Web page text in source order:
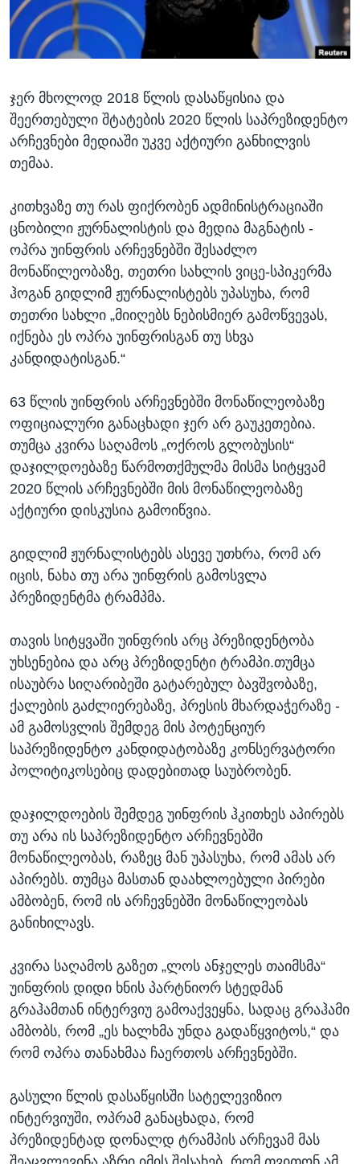
ᲡᲢᲣᲓᲘᲐ ᲕᲐᲨᲘᲜᲒᲢᲝᲜᲘ
ᲔᲙᲝᲜᲝᲛᲘᲙᲐ
ᲯᲐᲜᲛᲠᲗᲔᲚᲝᲑᲐ
ᲘᲜᲢᲔᲠᲕᲘᲣ
ᲙᲣᲚᲢᲣᲠᲐ
ᲒᲐᲚᲘᲚᲔᲝ
Learning English
ენები
ჯერ მხოლოდ 2018 წლის დასაწყისია და
შეერთებული შტატების 2020 წლის საპრეზიდენტო
არჩევნები მედიაში უკვე აქტიური განხილვის
თემაა.
კითხვაზე თუ რას ფიქრობენ ადმინისტრაციაში
ცნობილი ჟურნალისტის და მედია მაგნატის -
ოპრა უინფრის არჩევნებში შესაძლო
მონაწილეობაზე, თეთრი სახლის ვიცე-სპიკერმა
ჰოგან გიდლიმ ჟურნალისტებს უპასუხა, რომ
თეთრი სახლი „მიიღებს ნებისმიერ გამოწვევას,
იქნება ეს ოპრა უინფრისგან თუ სხვა
კანდიდატისგან.“
63 წლის უინფრის არჩევნებში მონაწილეობაზე
ოფიციალური განაცხადი ჯერ არ გაუკეთებია.
თუმცა კვირა საღამოს „ოქროს გლობუსის“
დაჯილდოებაზე წარმოთქმულმა მისმა სიტყვამ
2020 წლის არჩევნებში მის მონაწილეობაზე
აქტიური დისკუსია გამოიწვია.
გიდლიმ ჟურნალისტებს ასევე უთხრა, რომ არ
იცის, ნახა თუ არა უინფრის გამოსვლა
პრეზიდენტმა ტრამპმა.
თავის სიტყვაში უინფრის არც პრეზიდენტობა
უხსენებია და არც პრეზიდენტი ტრამპი.თუმცა
ისაუბრა სიღარიბეში გატარებულ ბავშვობაზე,
ქალების გაძლიერებაზე, პრესის მხარდაჭერაზე -
ამ გამოსვლის შემდეგ მის პოტენციურ
საპრეზიდენტო კანდიდატობაზე კონსერვატორი
პოლიტიკოსებიც დადებითად საუბრობენ.
დაჯილდოების შემდეგ უინფრის ჰკითხეს აპირებს
თუ არა ის საპრეზიდენტო არჩევნებში
მონაწილეობას, რაზეც მან უპასუხა, რომ ამას არ
აპირებს. თუმცა მასთან დაახლოებული პირები
ამბობენ, რომ ის არჩევნებში მონაწილეობას
განიხილავს.
კვირა საღამოს გაზეთ „ლოს ანჯელეს თაიმსმა“
უინფრის დიდი ხნის პარტნიორ სტედმან
გრაჰამთან ინტერვიუ გამოაქვეყნა, სადაც გრაჰამი
ამბობს, რომ „ეს ხალხმა უნდა გადაწყვიტოს,“ და
რომ ოპრა თანახმაა ჩაერთოს არჩევნებში.
გასული წლის დასაწყისში სატელევიზიო
ინტერვიუში, ოპრამ განაცხადა, რომ
პრეზიდენტად დონალდ ტრამპის არჩევამ მას